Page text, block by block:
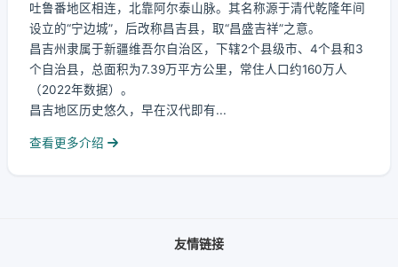
吐鲁番地区相连，北靠阿尔泰山脉。其名称源于清代乾隆年间
设立的“宁边城”，后改称昌吉县，取“昌盛吉祥”之意。
昌吉州隶属于新疆维吾尔自治区，下辖2个县级市、4个县和3
个自治县，总面积为7.39万平方公里，常住人口约160万人
（2022年数据）。
昌吉地区历史悠久，早在汉代即有...
查看更多介绍
友情链接